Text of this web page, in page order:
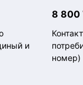
и
8 800
номер)